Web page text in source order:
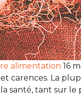
alimentation 16
carences. La
santé, tant sur